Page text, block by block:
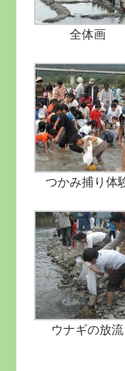
全体画
つかみ捕り体
ウナギの放流